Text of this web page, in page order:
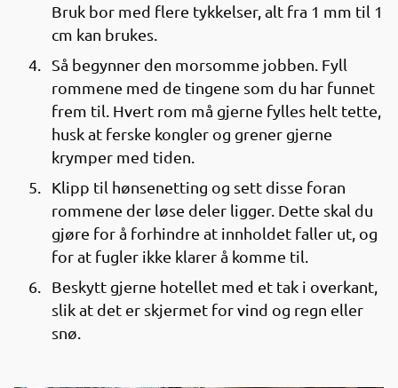
Bruk bor med flere tykkelser, alt fra 1 mm til 1
cm kan brukes.
Så begynner den morsomme jobben. Fyll
rommene med de tingene som du har funnet
frem til. Hvert rom må gjerne fylles helt tette,
husk at ferske kongler og grener gjerne
krymper med tiden.
Klipp til hønsenetting og sett disse foran
rommene der løse deler ligger. Dette skal du
gjøre for å forhindre at innholdet faller ut, og
for at fugler ikke klarer å komme til.
Beskytt gjerne hotellet med et tak i overkant,
slik at det er skjermet for vind og regn eller
snø.